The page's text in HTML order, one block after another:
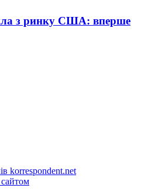
з ринку США: вперше
korrespondent.net